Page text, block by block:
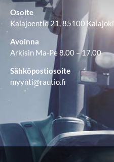
Osoite
Kalajoentie 21, 85100 Kalajoki
Avoinna
Arkisin Ma-Pe 8.00 – 17.00
Sähköpostiosoite
myynti@rautio.fi